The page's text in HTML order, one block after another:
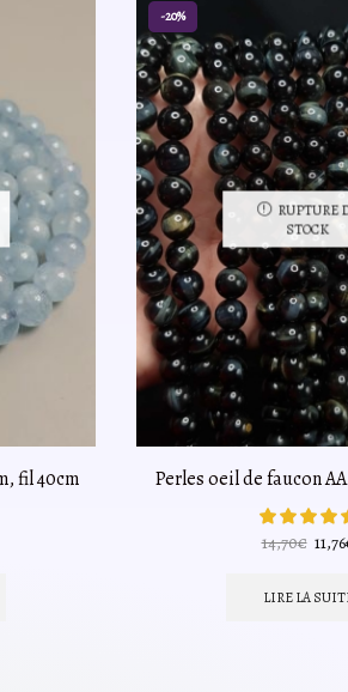
fil 40cm
RUPTURE
STOCK
-20%
Perles oeil de faucon
14,70€ Le
initial
11,76
LIRE LA